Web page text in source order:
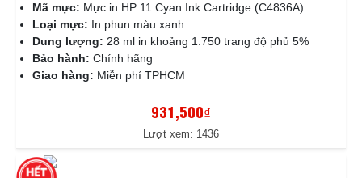
Mã mực: Mực in HP 11 Cyan Ink Cartridge (C4836A)
Loại mực: In phun màu xanh
Dung lượng: 28 ml in khoảng 1.750 trang độ phủ 5%
Bảo hành: Chính hãng
Giao hàng: Miễn phí TPHCM
931,500₫
Lượt xem: 1436